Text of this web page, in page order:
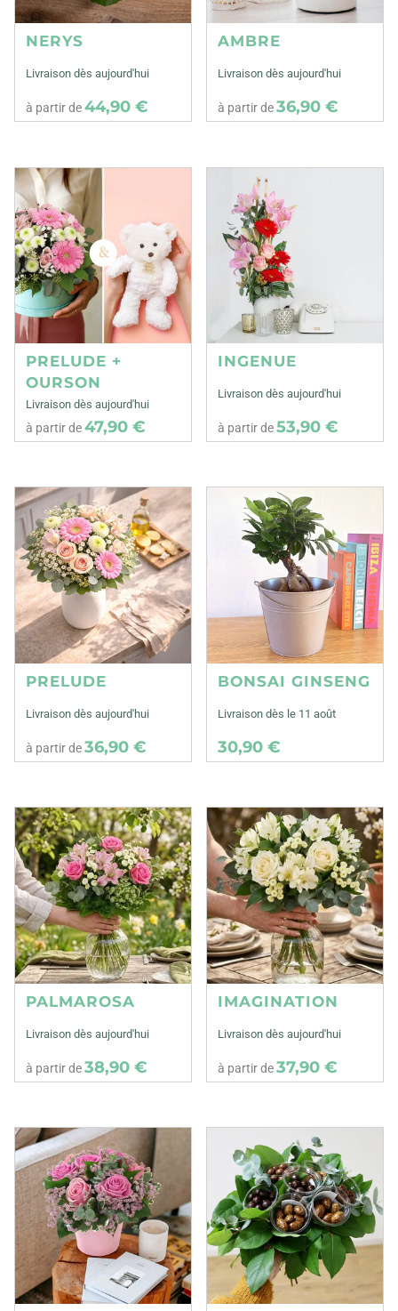
NERYS
Livraison dès aujourd'hui
à partir de44,90 €
AMBRE
Livraison dès aujourd'hui
à partir de36,90 €
PRELUDE +
OURSON
Livraison dès aujourd'hui
à partir de47,90 €
INGENUE
Livraison dès aujourd'hui
à partir de53,90 €
PRELUDE
Livraison dès aujourd'hui
à partir de36,90 €
BONSAI GINSENG
Livraison dès le 11 août
30,90 €
PALMAROSA
Livraison dès aujourd'hui
à partir de38,90 €
IMAGINATION
Livraison dès aujourd'hui
à partir de37,90 €